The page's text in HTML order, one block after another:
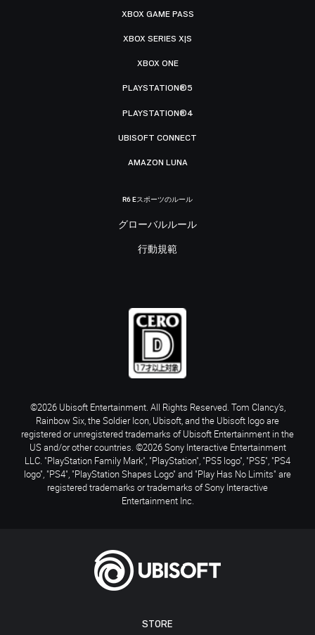
STORE
XBOX GAME PASS
XBOX SERIES X|S
XBOX ONE
PLAYSTATION®5
PLAYSTATION®4
UBISOFT CONNECT
AMAZON LUNA
R6 Eスポーツのルール
グローバルルール
行動規範
©2026 Ubisoft Entertainment. All Rights Reserved. Tom Clancy’s,
Rainbow Six, the Soldier Icon, Ubisoft, and the Ubisoft logo are
registered or unregistered trademarks of Ubisoft Entertainment in the
US and/or other countries. ©2026 Sony Interactive Entertainment
LLC. "PlayStation Family Mark", "PlayStation", "PS5 logo", "PS5", "PS4
logo", "PS4", "PlayStation Shapes Logo" and "Play Has No Limits" are
registered trademarks or trademarks of Sony Interactive
Entertainment Inc.